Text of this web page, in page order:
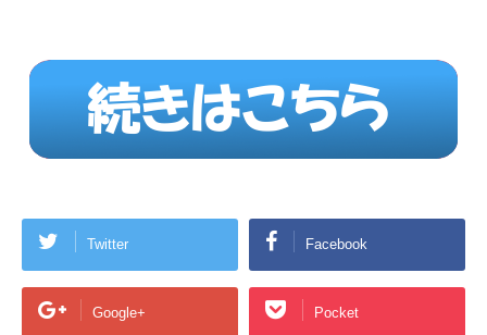
Twitter Facebook
Google+ Pocket